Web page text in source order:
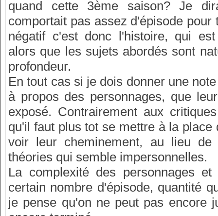
quand cette 3ème saison? Je
comportait pas assez d'épisode pour
négatif c'est donc l'histoire, qui
alors que les sujets abordés sont
profondeur.
En tout cas si je dois donner une
à propos des personnages, que
exposé. Contrairement aux
qu'il faut plus tot se mettre à la
voir leur cheminement, au lieu
théories qui semble impersonnelles.
La complexité des personnages
certain nombre d'épisode, quantité
je pense qu'on ne peut pas encore